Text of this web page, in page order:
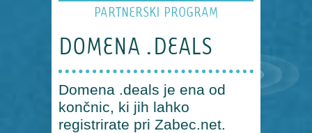
PARTNERSKI PROGRAM
DOMENA .DEALS
Domena .deals je ena od
končnic, ki jih lahko
registrirate pri Zabec.net.